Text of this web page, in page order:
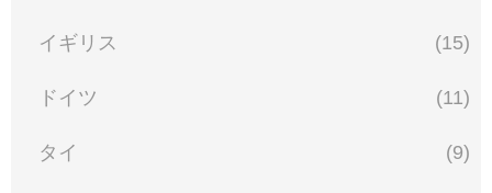
イギリス (15)
ドイツ (11)
タイ (9)